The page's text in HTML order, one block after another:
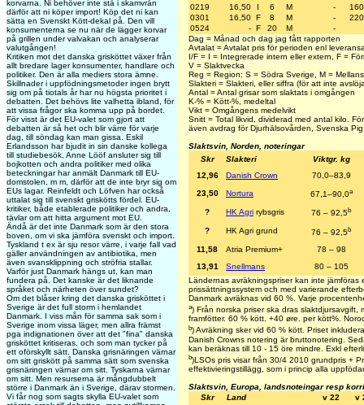
korvarna. Ni behöver inte stå i skamvrån
därför att ni köper import! Köp det ni kan
sätta en Svenskt Kött-dekal på. Den vill
konsumenterna se nu när de lägger korvar
på grillen under valvakan och analyserar
valutgången!
Kritiken mot det danska grisköttet växer från
allt bredare lager konsumenter, handlare och
politiker. Den är alla mediers stora ämne.
Skillnader i uppfödningsmetoder ingen brytt
sig om på tiotals år har nu högsta prioritet i
debatten. Det behövs lite valhetta ibland, för
att vissa frågor ska komma upp på bordet.
För visst är det EU-valet som gjort att
debatten är så het och blir värre för varje
dag, till söndag kan man gissa. Eskil
Erlandsson har bjudit in sin danske kollega
till studiebesök, Anne Lööf ansluter sig till
bojkotten och andra politiker med olika
beteckningar har anmält Danmark till EU-
domstolen, m m, därför att de inte bryr sig om
EUs lagar. Reinfeldt och Löfven har också
uttalat sig till svenskt griskötts fördel. EU-
kritiker, både etablerade politiker och andra,
tävlar om att hitta argument mot EU.
Ändå är det inte Danmark som är den stora
boven, om vi ska jämföra svenskt och import.
Tyskland t ex är sju resor värre, i varje fall vad
gäller användningen av antibiotika, men
även svansklippning och ströfria stallar.
Varför just Danmark hängs ut, kan man
fundera på. Det kanske är det liknande
språket och närheten över sundet?
Om det blåser kring det danska grisköttet i
Sverige är det full storm i hemlandet
Danmark. I viss mån för samma sak som i
Sverige inom vissa läger, men allra främst
pga indignationen över att det "fina" danska
grisköttet kritiseras, och som man tycker på
ett oförskyllt sätt. Danska grisnäringen värnar
om sitt griskött på samma sätt som svenska
grisnäringen värnar om sitt. Tyskarna värnar
om sitt. Men resurserna är mångdubbelt
större i Danmark än i Sverige, därav stormen.
Vi får nog som sagts skylla EU-valet som
0219
16,50 I 6 M -
160
0301
16,50 F 8 M -
220
0524
- F 20 M
-
Dag = Månad och dag jag fått rapporten
Avtalat = Avtalat pris för perioden enl
I/F = I = Integrerade intern eller extern, F =
V = Slaktvecka
Reg = Region: S = Södra Sverige, M =
Slakteri = Slakteri, eller siffra (för att inte
Antal = Antal grisar som slaktats i omgången
K-% = Kött-%, medeltal
Vikt = Omgångens medelvikt
Snitt = Total likvid, dividerad med antal kilo.
även avdrag för Djurhälsovården, Svenska
Slaktsvin, Norden, noteringar
Skr
Slakteri
Viktgr. kg
12,96
Danish Crown
70,0–83,9
23,50
Nortura 67,1–90,0a
? HK Agri rybsgris 76 – 92,5b
? HK Agri grund 76 – 92,5b
11,58 Atria Premium+
78 – 98
13,91
Snellmans
80 – 105
Ländernas avräkningspriser kan inte jämföras
prissättningssystem och med varierande
Danmark avräknas vid 60 %. Varje
a) Från norska priser ska dras slaktdjursavgift,
framfötter. 60 % kött. +40 øre. per kött%.
b) Avräkning sker vid 60 % kött. Priset
Danish Crowns notering är bruttonotering.
kan beräknas till 10 - 15 öre mindre. Exkl
b)LSOs pris visar från 30/4 2010 grundpris +
effektivieringstillägg, som i princip alla
Slaktsvin, Europa, landsnoteingar resp
Skr
Land v 22
v